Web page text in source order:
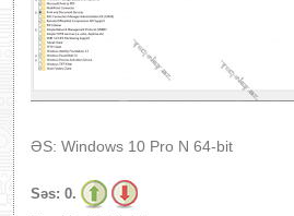
ƏS: Windows 10 Pro N 64-bit
Səs: 0.